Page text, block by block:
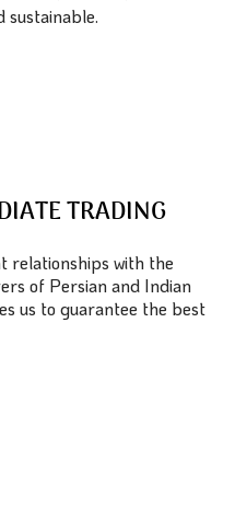
sustainable.
TRADING
relationships with the
of Persian and Indian
us to guarantee the best